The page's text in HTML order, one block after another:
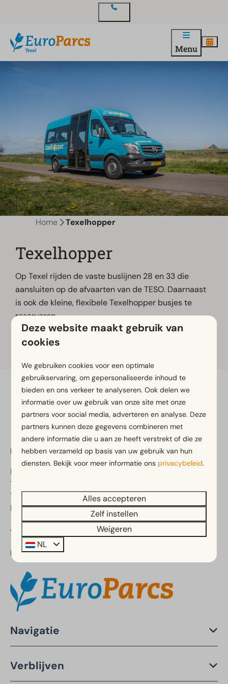
Menu
Home Texelhopper
Texelhopper
Op Texel rijden de vaste buslijnen 28 en 33 die
aansluiten op de afvaarten van de TESO. Daarnaast
is ook de kleine, flexibele Texelhopper busjes te
reserveren.
Meer informatie
EuroParcs Texel
Postweg 10
1795 JP De Cocksdorp
Texel
Nederland
Telefoonnummer:
+31 (0)88 070 8580
Deel van:
Navigatie
Verblijven
Deze website maakt gebruik van
cookies
We gebruiken cookies voor een optimale
gebruikservaring, om gepersonaliseerde inhoud te
bieden en ons verkeer te analyseren. Ook delen we
informatie over uw gebruik van onze site met onze
partners voor social media, adverteren en analyse. Deze
partners kunnen deze gegevens combineren met
andere informatie die u aan ze heeft verstrekt of die ze
hebben verzameld op basis van uw gebruik van hun
diensten. Bekijk voor meer informatie ons privacybeleid.
Alles accepteren
Zelf instellen
Weigeren
NL